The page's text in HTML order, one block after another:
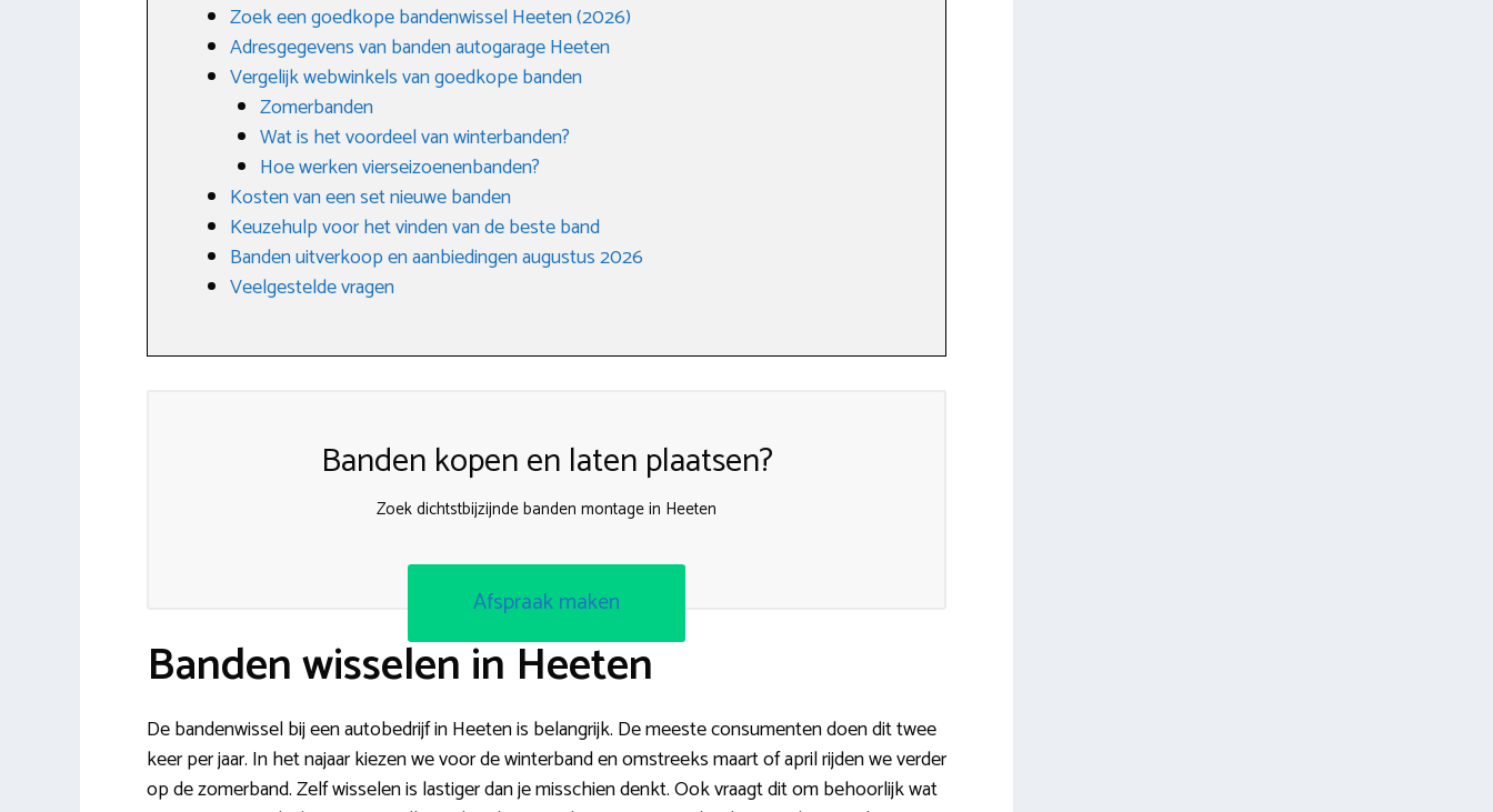
Zoek een goedkope bandenwissel Heeten (2026)
Adresgegevens van banden autogarage Heeten
Vergelijk webwinkels van goedkope banden
Zomerbanden
Wat is het voordeel van winterbanden?
Hoe werken vierseizoenenbanden?
Kosten van een set nieuwe banden
Keuzehulp voor het vinden van de beste band
Banden uitverkoop en aanbiedingen augustus 2026
Veelgestelde vragen
Banden kopen en laten plaatsen?
Zoek dichtstbijzijnde banden montage in Heeten
Afspraak maken
Banden wisselen in Heeten
De bandenwissel bij een autobedrijf in Heeten is belangrijk. De meeste consumenten doen dit twee
keer per jaar. In het najaar kiezen we voor de winterband en omstreeks maart of april rijden we verder
op de zomerband. Zelf wisselen is lastiger dan je misschien denkt. Ook vraagt dit om behoorlijk wat